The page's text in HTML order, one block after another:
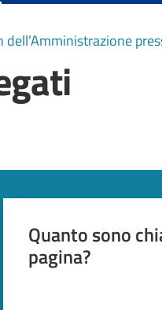
dell’Amministrazione
Quanto sono
pagina?